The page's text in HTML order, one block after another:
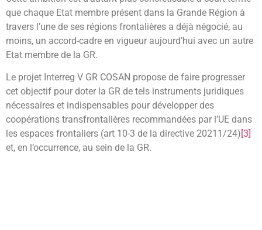
que chaque Etat membre présent dans la Grande Région à
travers l’une de ses régions frontalières a déjà négocié, au
moins, un accord-cadre en vigueur aujourd’hui avec un autre
Etat membre de la GR.
Le projet Interreg V GR COSAN propose de faire progresser
cet objectif pour doter la GR de tels instruments juridiques
nécessaires et indispensables pour développer des
coopérations transfrontalières recommandées par l’UE dans
les espaces frontaliers (art 10-3 de la directive 20211/24)[3]
et, en l’occurrence, au sein de la GR.